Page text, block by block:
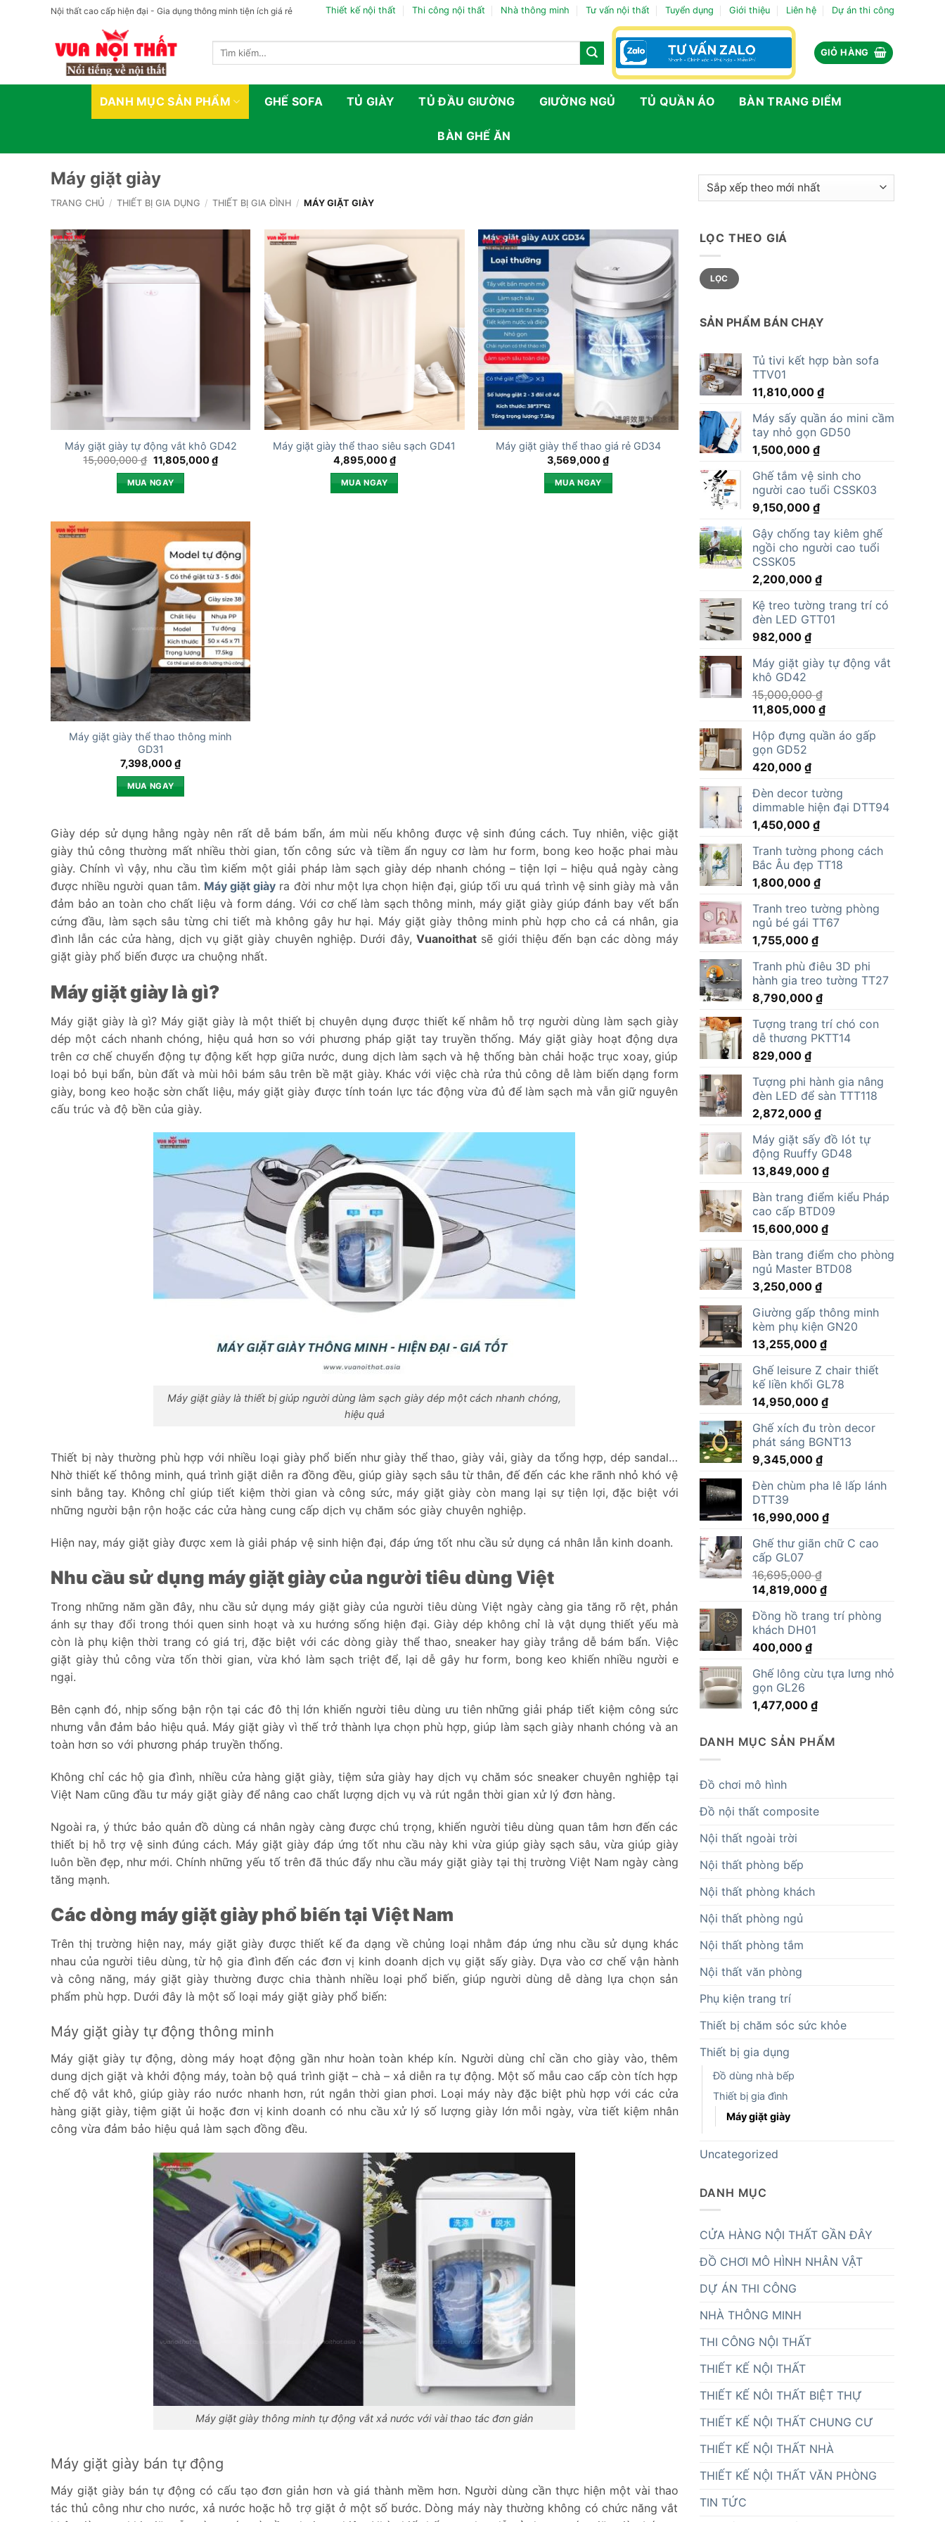
Nội thất cao cấp hiện đại - Gia dụng thông minh tiện ích giá rẻ Thiết kế nội thất Thi công nội thất Nhà thông minh Tư vấn nội thất Tuyển dụng Giới thiệu Liên hệ Dự án thi công
Tìm
GIỎ HÀNG
DANH MỤC SẢN PHẨM GHẾ SOFA TỦ GIÀY TỦ ĐẦU GIƯỜNG GIƯỜNG NGỦ TỦ QUẦN ÁO BÀN TRANG ĐIỂM
BÀN GHẾ ĂN
Máy giặt giày
TRANG CHỦ / THIẾT BỊ GIA DỤNG / THIẾT BỊ GIA ĐÌNH / MÁY GIẶT GIÀY
Máy giặt giày tự động vắt khô GD42
15,000,000₫ Giá
gốc
là:
15,000,000 ₫.
11,805,000₫Giá
hiện
MUA NGAY
Máy giặt giày thể thao siêu sạch GD41
4,895,000₫
MUA NGAY
Máy giặt giày thể thao giá rẻ GD34
3,569,000₫
MUA NGAY
Máy giặt giày thể thao thông minh
GD31
7,398,000₫
MUA NGAY
Giày dép sử dụng hằng ngày nên rất dễ bám bẩn, ám mùi nếu không được vệ sinh đúng cách. Tuy nhiên, việc giặt
giày thủ công thường mất nhiều thời gian, tốn công sức và tiềm ẩn nguy cơ làm hư form, bong keo hoặc phai màu
giày. Chính vì vậy, nhu cầu tìm kiếm một giải pháp làm sạch giày dép nhanh chóng – tiện lợi – hiệu quả ngày càng
được nhiều người quan tâm. Máy giặt giày ra đời như một lựa chọn hiện đại, giúp tối ưu quá trình vệ sinh giày mà vẫn
đảm bảo an toàn cho chất liệu và form dáng. Với cơ chế làm sạch thông minh, máy giặt giày giúp đánh bay vết bẩn
cứng đầu, làm sạch sâu từng chi tiết mà không gây hư hại. Máy giặt giày thông minh phù hợp cho cả cá nhân, gia
đình lẫn các cửa hàng, dịch vụ giặt giày chuyên nghiệp. Dưới đây,Vuanoithat sẽ giới thiệu đến bạn các dòng máy
giặt giày phổ biến được ưa chuộng nhất.
Máy giặt giày là gì?
Máy giặt giày là gì? Máy giặt giày là một thiết bị chuyên dụng được thiết kế nhằm hỗ trợ người dùng làm sạch giày
dép một cách nhanh chóng, hiệu quả hơn so với phương pháp giặt tay truyền thống. Máy giặt giày hoạt động dựa
trên cơ chế chuyển động tự động kết hợp giữa nước, dung dịch làm sạch và hệ thống bàn chải hoặc trục xoay, giúp
loại bỏ bụi bẩn, bùn đất và mùi hôi bám sâu trên bề mặt giày. Khác với việc chà rửa thủ công dễ làm biến dạng form
giày, bong keo hoặc sờn chất liệu, máy giặt giày được tính toán lực tác động vừa đủ để làm sạch mà vẫn giữ nguyên
cấu trúc và độ bền của giày.
Máy giặt giày là thiết bị giúp người dùng làm sạch giày dép một cách nhanh chóng,
hiệu quả
Thiết bị này thường phù hợp với nhiều loại giày phổ biến như giày thể thao, giày vải, giày da tổng hợp, dép sandal…
Nhờ thiết kế thông minh, quá trình giặt diễn ra đồng đều, giúp giày sạch sâu từ thân, đế đến các khe rãnh nhỏ khó vệ
sinh bằng tay. Không chỉ giúp tiết kiệm thời gian và công sức, máy giặt giày còn mang lại sự tiện lợi, đặc biệt với
những người bận rộn hoặc các cửa hàng cung cấp dịch vụ chăm sóc giày chuyên nghiệp.
Hiện nay, máy giặt giày được xem là giải pháp vệ sinh hiện đại, đáp ứng tốt nhu cầu sử dụng cá nhân lẫn kinh doanh.
Nhu cầu sử dụng máy giặt giày của người tiêu dùng Việt
Trong những năm gần đây, nhu cầu sử dụng máy giặt giày của người tiêu dùng Việt ngày càng gia tăng rõ rệt, phản
ánh sự thay đổi trong thói quen sinh hoạt và xu hướng sống hiện đại. Giày dép không chỉ là vật dụng thiết yếu mà
còn là phụ kiện thời trang có giá trị, đặc biệt với các dòng giày thể thao, sneaker hay giày trắng dễ bám bẩn. Việc
giặt giày thủ công vừa tốn thời gian, vừa khó làm sạch triệt để, lại dễ gây hư form, bong keo khiến nhiều người e
ngại.
Bên cạnh đó, nhịp sống bận rộn tại các đô thị lớn khiến người tiêu dùng ưu tiên những giải pháp tiết kiệm công sức
nhưng vẫn đảm bảo hiệu quả. Máy giặt giày vì thế trở thành lựa chọn phù hợp, giúp làm sạch giày nhanh chóng và an
toàn hơn so với phương pháp truyền thống.
Không chỉ các hộ gia đình, nhiều cửa hàng giặt giày, tiệm sửa giày hay dịch vụ chăm sóc sneaker chuyên nghiệp tại
Việt Nam cũng đầu tư máy giặt giày để nâng cao chất lượng dịch vụ và rút ngắn thời gian xử lý đơn hàng.
Ngoài ra, ý thức bảo quản đồ dùng cá nhân ngày càng được chú trọng, khiến người tiêu dùng quan tâm hơn đến các
thiết bị hỗ trợ vệ sinh đúng cách. Máy giặt giày đáp ứng tốt nhu cầu này khi vừa giúp giày sạch sâu, vừa giúp giày
luôn bền đẹp, như mới. Chính những yếu tố trên đã thúc đẩy nhu cầu máy giặt giày tại thị trường Việt Nam ngày càng
tăng mạnh.
Các dòng máy giặt giày phổ biến tại Việt Nam
Trên thị trường hiện nay, máy giặt giày được thiết kế đa dạng về chủng loại nhằm đáp ứng nhu cầu sử dụng khác
nhau của người tiêu dùng, từ hộ gia đình đến các đơn vị kinh doanh dịch vụ giặt sấy giày. Dựa vào cơ chế vận hành
và công năng, máy giặt giày thường được chia thành nhiều loại phổ biến, giúp người dùng dễ dàng lựa chọn sản
phẩm phù hợp. Dưới đây là một số loại máy giặt giày phổ biến:
Máy giặt giày tự động thông minh
Máy giặt giày tự động, dòng máy hoạt động gần như hoàn toàn khép kín. Người dùng chỉ cần cho giày vào, thêm
dung dịch giặt và khởi động máy, toàn bộ quá trình giặt – chà – xả diễn ra tự động. Một số mẫu cao cấp còn tích hợp
chế độ vắt khô, giúp giày ráo nước nhanh hơn, rút ngắn thời gian phơi. Loại máy này đặc biệt phù hợp với các cửa
hàng giặt giày, tiệm giặt ủi hoặc đơn vị kinh doanh có nhu cầu xử lý số lượng giày lớn mỗi ngày, vừa tiết kiệm nhân
công vừa đảm bảo hiệu quả làm sạch đồng đều.
Máy giặt giày thông minh tự động vắt xả nước với vài thao tác đơn giản
Máy giặt giày bán tự động
Máy giặt giày bán tự động có cấu tạo đơn giản hơn và giá thành mềm hơn. Người dùng cần thực hiện một vài thao
tác thủ công như cho nước, xả nước hoặc hỗ trợ giặt ở một số bước. Dòng máy này thường không có chức năng vắt
LỌC THEO GIÁ
Giá
tối
thiểu
Giá
tối
đa
LỌC
SẢN PHẨM BÁN CHẠY
Tủ tivi kết hợp bàn sofa
TTV01
11,810,000 ₫
Máy sấy quần áo mini cầm
tay nhỏ gọn GD50
1,500,000 ₫
Ghế tắm vệ sinh cho
người cao tuổi CSSK03
9,150,000 ₫
Gậy chống tay kiêm ghế
ngồi cho người cao tuổi
CSSK05
2,200,000 ₫
Kệ treo tường trang trí có
đèn LED GTT01
982,000 ₫
Máy giặt giày tự động vắt
khô GD42
15,000,000₫
Giá
là:
15,000,000 ₫.
11,805,000 ₫Giá
tại
Hộp đựng quần áo gấp
gọn GD52
420,000 ₫
Đèn decor tường
dimmable hiện đại DTT94
1,450,000 ₫
Tranh tường phong cách
Bắc Âu đẹp TT18
1,800,000 ₫
Tranh treo tường phòng
ngủ bé gái TT67
1,755,000 ₫
Tranh phù điêu 3D phi
hành gia treo tường TT27
8,790,000 ₫
Tượng trang trí chó con
dễ thương PKTT14
829,000 ₫
Tượng phi hành gia nâng
đèn LED để sàn TTT118
2,872,000 ₫
Máy giặt sấy đồ lót tự
động Ruuffy GD48
13,849,000 ₫
Bàn trang điểm kiểu Pháp
cao cấp BTD09
15,600,000 ₫
Bàn trang điểm cho phòng
ngủ Master BTD08
3,250,000 ₫
Giường gấp thông minh
kèm phụ kiện GN20
13,255,000 ₫
Ghế leisure Z chair thiết
kế liền khối GL78
14,950,000 ₫
Ghế xích đu tròn decor
phát sáng BGNT13
9,345,000 ₫
Đèn chùm pha lê lấp lánh
DTT39
16,990,000 ₫
Ghế thư giãn chữ C cao
cấp GL07
16,695,000₫
Giá
là:
16,695,000 ₫.
14,819,000 ₫Giá
tại
Đồng hồ trang trí phòng
khách DH01
400,000 ₫
Ghế lông cừu tựa lưng nhỏ
gọn GL26
1,477,000 ₫
DANH MỤC SẢN PHẨM
Đồ chơi mô hình
Đồ nội thất composite
Nội thất ngoài trời
Nội thất phòng bếp
Nội thất phòng khách
Nội thất phòng ngủ
Nội thất phòng tắm
Nội thất văn phòng
Phụ kiện trang trí
Thiết bị chăm sóc sức khỏe
Thiết bị gia dụng
Đồ dùng nhà bếp
Thiết bị gia đình
Máy giặt giày
Uncategorized
DANH MỤC
CỬA HÀNG NỘI THẤT GẦN ĐÂY
ĐỒ CHƠI MÔ HÌNH NHÂN VẬT
DỰ ÁN THI CÔNG
NHÀ THÔNG MINH
THI CÔNG NỘI THẤT
THIẾT KẾ NỘI THẤT
THIẾT KẾ NÔI THẤT BIỆT THỰ
THIẾT KẾ NỘI THẤT CHUNG CƯ
THIẾT KẾ NỘI THẤT NHÀ
THIẾT KẾ NỘI THẤT VĂN PHÒNG
TIN TỨC